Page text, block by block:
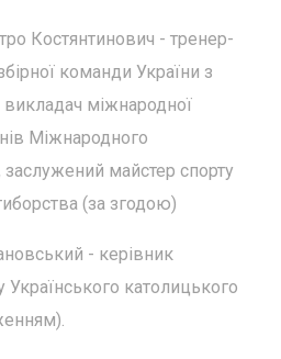
Костянтинович - тренер-
команди України з
викладач міжнародної
Міжнародного
заслужений майстер спорту
(за згодою)
- керівник
Українського католицького